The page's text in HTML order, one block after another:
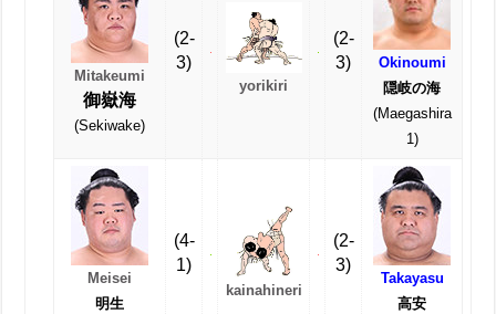
Mitakeumi
御嶽海
(Sekiwake)
(2-
3)
yorikiri
(2-
3)
Okinoumi
隠岐の海
(Maegashira
1)
Meisei
明生
(4-
1)
kainahineri
(2-
3)
Takayasu
高安